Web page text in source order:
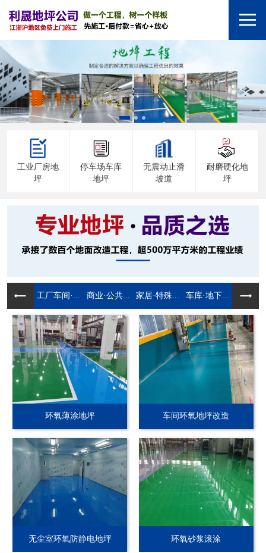
工业厂房地
坪
停车场车库
地坪
无震动止滑
坡道
耐磨硬化地
坪
工厂车间·... 商业·公共... 家居·特殊... 车库·地下...
环氧薄涂地坪 车间环氧地坪改造
无尘室环氧防静电地坪 环氧砂浆滚涂